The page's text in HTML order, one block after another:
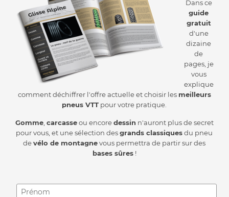
Dans ce
guide
gratuit
d'une
dizaine
de
pages, je
vous
explique
comment déchiffrer l'offre actuelle et choisir les meilleurs
pneus VTT pour votre pratique.
Gomme, carcasseou encoredessin n'auront plus de secret
pour vous, et une sélection desgrands classiquesdu pneu
devélo de montagnevous permettra de partir sur des
bases sûres!